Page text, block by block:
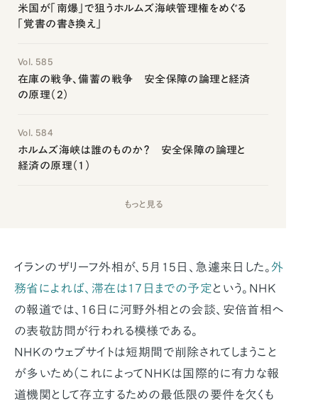
米国が「南爆」で狙うホルムズ海峡管理権をめぐる
「覚書の書き換え」
Vol. 585
在庫の戦争、備蓄の戦争 安全保障の論理と経済
の原理（2）
Vol. 584
ホルムズ海峡は誰のものか？ 安全保障の論理と
経済の原理（1）
もっと見る
イランのザリーフ外相が、5月15日、急遽来日した。 外
務省によれば、滞在は17日までの予定という。NHK
の報道では、16日に河野外相との会談、安倍首相へ
の表敬訪問が行われる模様である。
NHKのウェブサイトは短期間で削除されてしまうこと
が多いため（これによってNHKは国際的に有力な報
道機関として存立するための最低限の要件を欠くも